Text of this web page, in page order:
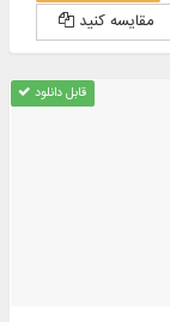
مقایسه کنید
قابل دانلود